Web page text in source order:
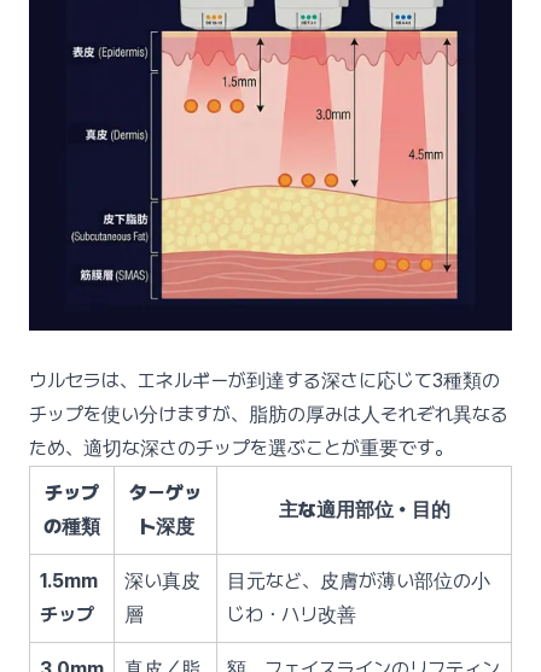
ウルセラは、エネルギーが到達する深さに応じて3種類の
チップを使い分けますが、脂肪の厚みは人それぞれ異なる
ため、適切な深さのチップを選ぶことが重要です。
チップ
の種類
ターゲッ
ト深度
主な適用部位・目的
1.5mm
チップ
深い真皮
層
目元など、皮膚が薄い部位の小
じわ・ハリ改善